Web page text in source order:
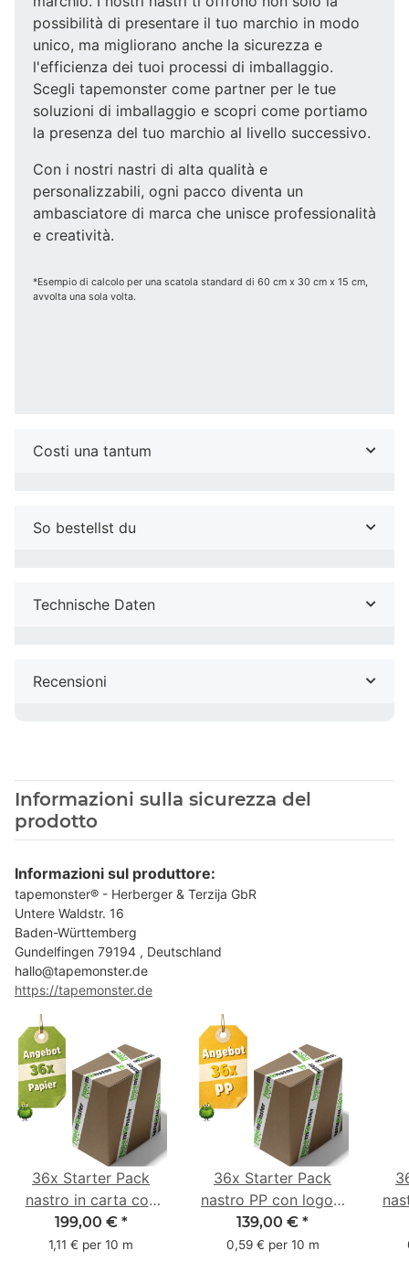
possibilità di presentare il tuo marchio in modo
unico, ma migliorano anche la sicurezza e
l'efficienza dei tuoi processi di imballaggio.
Scegli tapemonster come partner per le tue
soluzioni di imballaggio e scopri come portiamo
la presenza del tuo marchio al livello successivo.
Con i nostri nastri di alta qualità e
personalizzabili, ogni pacco diventa un
ambasciatore di marca che unisce professionalità
e creatività.
*Esempio di calcolo per una scatola standard di 60 cm x 30 cm x 15 cm,
avvolta una sola volta.
Costi una tantum
So bestellst du
Technische Daten
Recensioni
Informazioni sulla sicurezza del
prodotto
Informazioni sul produttore:
tapemonster® - Herberger & Terzija GbR
Untere Waldstr. 16
Baden-Württemberg
Gundelfingen 79194 , Deutschland
hallo@tapemonster.de
https://tapemonster.de
36x Starter Pack
nastro in carta con
logo - 1 colore - 50
mm x 50 m - caucciù
199,00 € *
1,11 € per 10 m
36x Starter Pack
nastro PP con logo -
1 colore - 48 mm x
66 m
139,00 € *
0,59 € per 10 m